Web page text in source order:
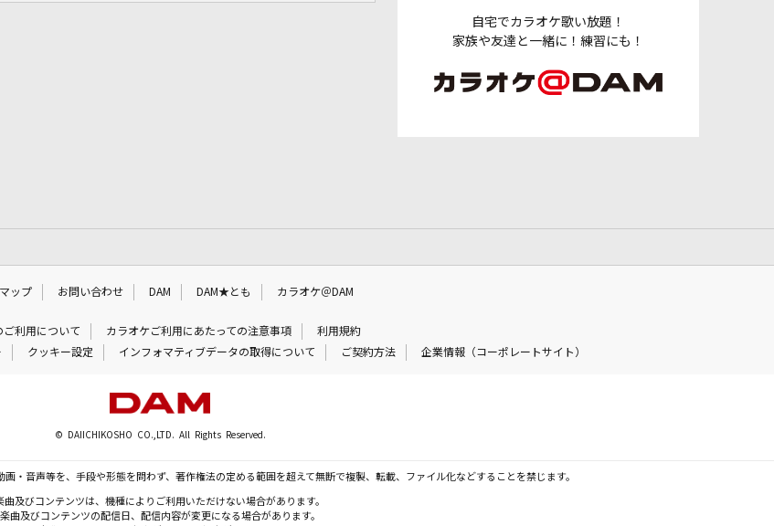
自宅でカラオケ歌い放題！
家族や友達と一緒に！練習にも！
ップ お問い合わせ DAM DAM★とも カラオケ＠DAM
ご利用について カラオケご利用にあたっての注意事項
利用規約
クッキー設定 インフォマティブデータの取得について ご契約方法 企業情報（コーポレートサイト）
© DAIICHIKOSHO CO.,LTD. All Rights Reserved.
・音声等を、手段や形態を問わず、著作権法の定める範囲を超えて無断で複製、転載、ファイル化などすることを禁じます。
曲及びコンテンツは、機種によりご利用いただけない場合があります。
楽曲及びコンテンツの配信日、配信内容が変更になる場合があります。